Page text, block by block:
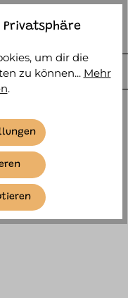
um dir die
zu können... Mehr
.